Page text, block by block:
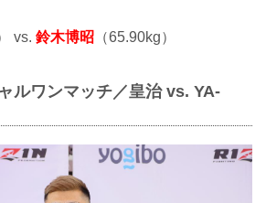
vs. 鈴木博昭 （65.90kg）
ルワンマッチ／皇治 vs. YA-